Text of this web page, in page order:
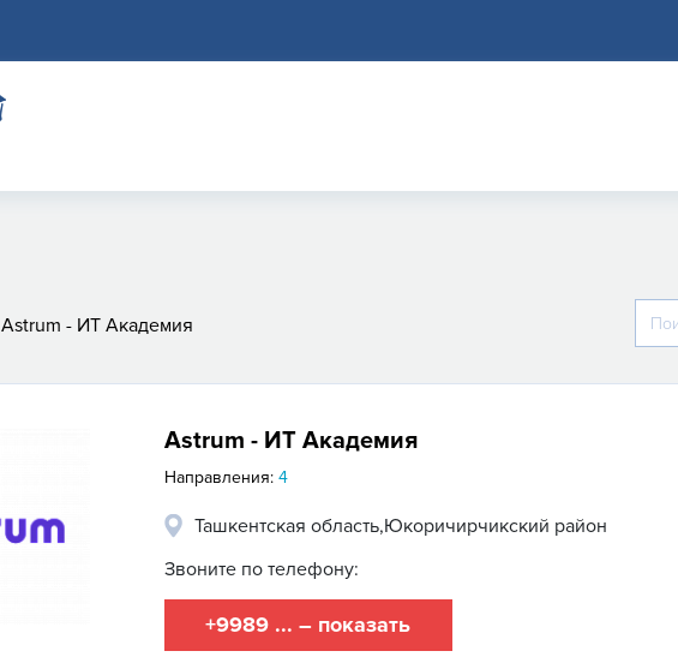
Astrum - ИТ Академия
Astrum - ИТ Академия
Направления: 4
Ташкентская область,Юкоричирчикский район
Звоните по телефону:
+9989 ... – показать